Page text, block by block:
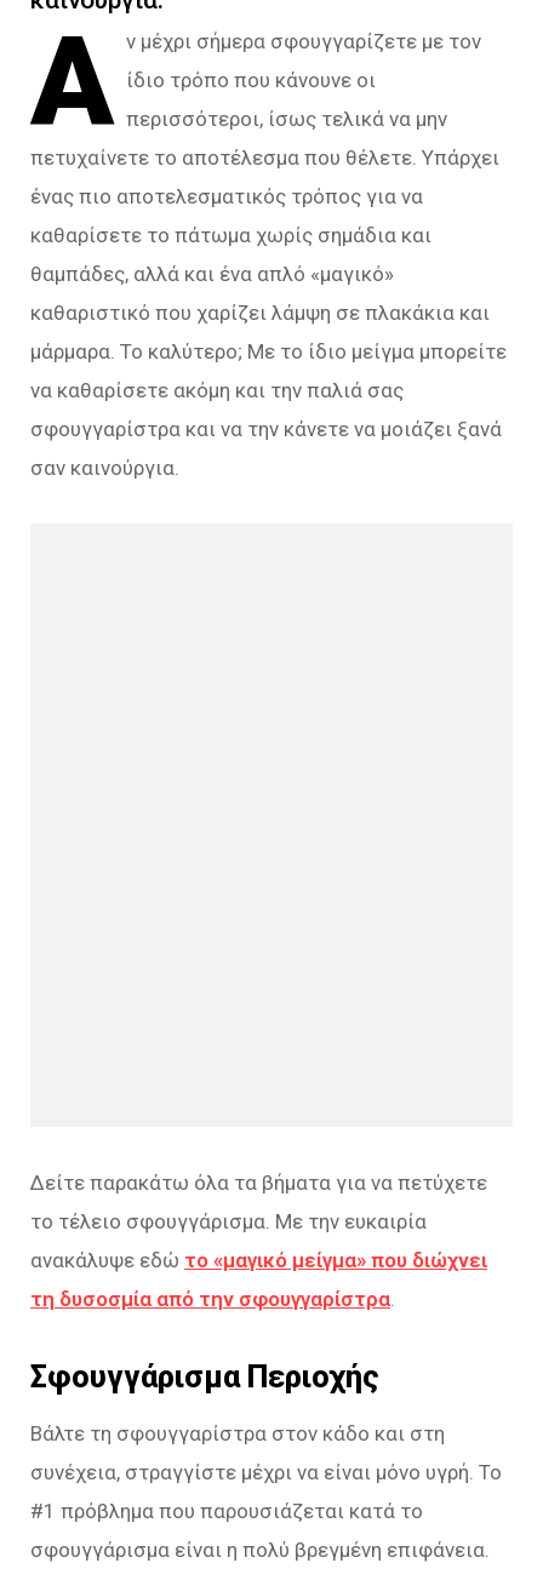
Α ν μέχρι σήμερα σφουγγαρίζετε με τον
ίδιο τρόπο που κάνουνε οι
περισσότεροι, ίσως τελικά να μην
πετυχαίνετε το αποτέλεσμα που θέλετε. Υπάρχει
ένας πιο αποτελεσματικός τρόπος για να
καθαρίσετε το πάτωμα χωρίς σημάδια και
θαμπάδες, αλλά και ένα απλό «μαγικό»
καθαριστικό που χαρίζει λάμψη σε πλακάκια και
μάρμαρα. Το καλύτερο; Με το ίδιο μείγμα μπορείτε
να καθαρίσετε ακόμη και την παλιά σας
σφουγγαρίστρα και να την κάνετε να μοιάζει ξανά
σαν καινούργια.
Δείτε παρακάτω όλα τα βήματα για να πετύχετε
το τέλειο σφουγγάρισμα. Με την ευκαιρία
ανακάλυψε εδώ το «μαγικό μείγμα» που διώχνει
τη δυσοσμία από την σφουγγαρίστρα.
Σφουγγάρισμα Περιοχής
Βάλτε τη σφουγγαρίστρα στον κάδο και στη
συνέχεια, στραγγίστε μέχρι να είναι μόνο υγρή. Το
#1 πρόβλημα που παρουσιάζεται κατά το
σφουγγάρισμα είναι η πολύ βρεγμένη επιφάνεια.